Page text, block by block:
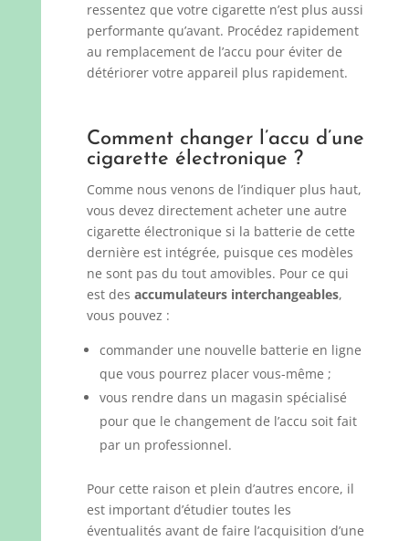
ressentez que votre cigarette n’est plus aussi
performante qu’avant. Procédez rapidement
au remplacement de l’accu pour éviter de
détériorer votre appareil plus rapidement.
Comment changer l’accu d’une
cigarette électronique ?
Comme nous venons de l’indiquer plus haut,
vous devez directement acheter une autre
cigarette électronique si la batterie de cette
dernière est intégrée, puisque ces modèles
ne sont pas du tout amovibles. Pour ce qui
est des accumulateurs interchangeables,
vous pouvez :
commander une nouvelle batterie en ligne
que vous pourrez placer vous-même ;
vous rendre dans un magasin spécialisé
pour que le changement de l’accu soit fait
par un professionnel.
Pour cette raison et plein d’autres encore, il
est important d’étudier toutes les
éventualités avant de faire l’acquisition d’une